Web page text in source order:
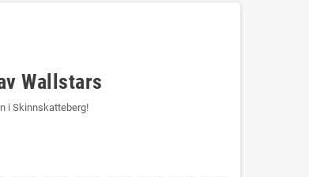
Wallstars
i Skinnskatteberg!